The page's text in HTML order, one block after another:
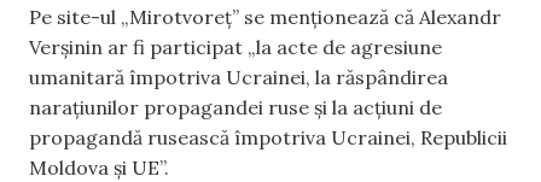
Pe site-ul „Mirotvoreț” se menționează că Alexandr
Verșinin ar fi participat „la acte de agresiune
umanitară împotriva Ucrainei, la răspândirea
narațiunilor propagandei ruse și la acțiuni de
propagandă rusească împotriva Ucrainei, Republicii
Moldova și UE”.